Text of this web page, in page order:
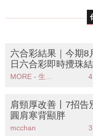
六合彩結果｜今期8
日六合彩即時攪珠結
｜中獎號碼＋頭獎派
肩頸厚改善丨7招告
圓肩寒背顯胖
mcchan